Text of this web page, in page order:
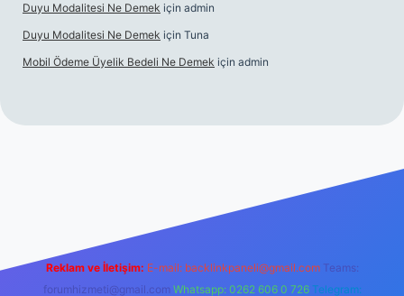
Duyu Modalitesi Ne Demek için admin
Duyu Modalitesi Ne Demek için Tuna
Mobil Ödeme Üyelik Bedeli Ne Demek için admin
Reklam ve İletişim: E-mail: backlinkpaneli@gmail.com Teams:
forumhizmeti@gmail.com Whatsapp: 0262 606 0 726 Telegram: